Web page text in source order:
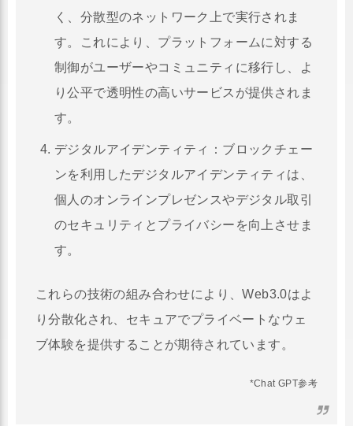
く、分散型のネットワーク上で実行されま
す。これにより、プラットフォームに対する
制御がユーザーやコミュニティに移行し、よ
り公平で透明性の高いサービスが提供されま
す。
デジタルアイデンティティ：ブロックチェー
ンを利用したデジタルアイデンティティは、
個人のオンラインプレゼンスやデジタル取引
のセキュリティとプライバシーを向上させま
す。
これらの技術の組み合わせにより、Web3.0はよ
り分散化され、セキュアでプライベートなウェ
ブ体験を提供することが期待されています。
*Chat GPT参考